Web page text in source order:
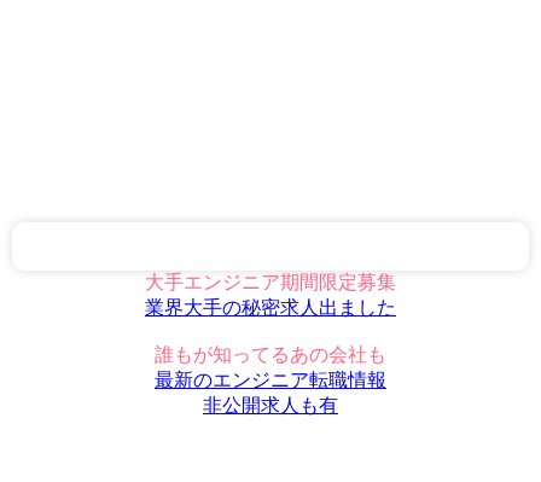
大手エンジニア期間限定募集
業界大手の秘密求人出ました
誰もが知ってるあの会社も
最新のエンジニア転職情報
非公開求人も有